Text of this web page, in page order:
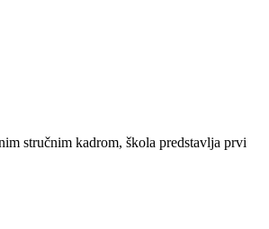
stručnim kadrom, škola predstavlja prvi